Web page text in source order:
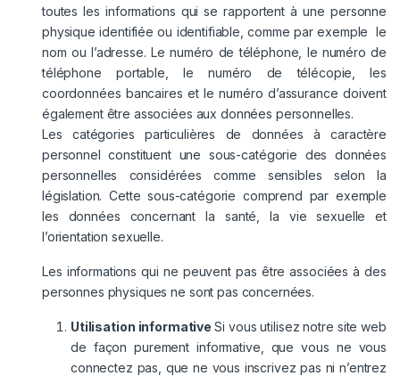
toutes les informations qui se rapportent à une personne
physique identifiée ou identifiable, comme par exemple le
nom ou l’adresse. Le numéro de téléphone, le numéro de
téléphone portable, le numéro de télécopie, les
coordonnées bancaires et le numéro d’assurance doivent
également être associées aux données personnelles.
Les catégories particulières de données à caractère
personnel constituent une sous-catégorie des données
personnelles considérées comme sensibles selon la
législation. Cette sous-catégorie comprend par exemple
les données concernant la santé, la vie sexuelle et
l’orientation sexuelle.
Les informations qui ne peuvent pas être associées à des
personnes physiques ne sont pas concernées.
Utilisation informativeSi vous utilisez notre site web
de façon purement informative, que vous ne vous
connectez pas, que ne vous inscrivez pas ni n’entrez